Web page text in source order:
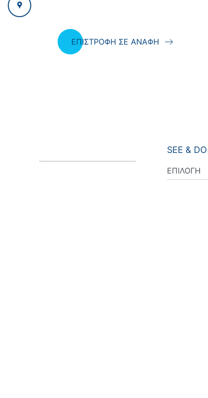
ΕΠΙΣΤΡΟΦΗ ΣΕ ΑΝΑΦΗ
SEE & DO